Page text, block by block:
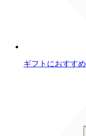
ギフトにおすすめ